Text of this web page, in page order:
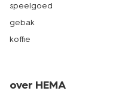
speelgoed
gebak
koffie
over HEMA